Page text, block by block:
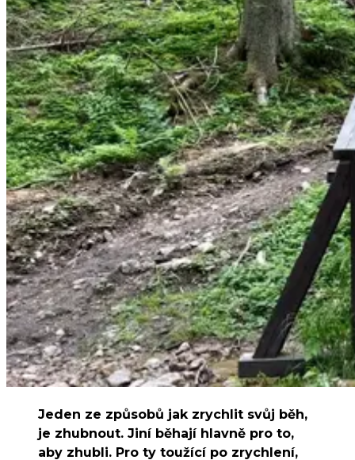
Jeden ze způsobů jak zrychlit svůj běh,
je zhubnout. Jiní běhají hlavně pro to,
aby zhubli. Pro ty toužící po zrychlení,